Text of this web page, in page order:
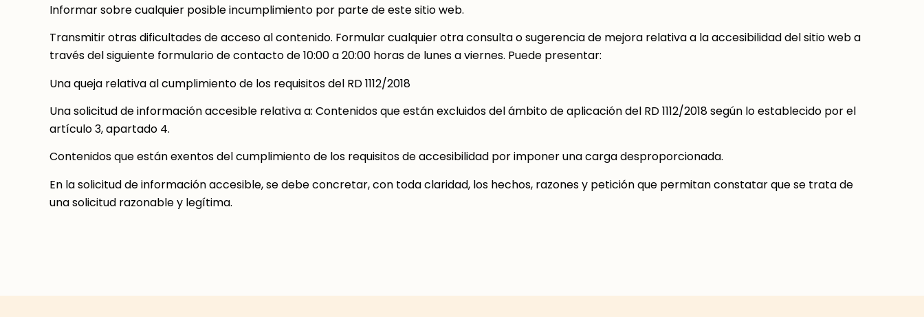
Informar sobre cualquier posible incumplimiento por parte de este sitio web.
Transmitir otras dificultades de acceso al contenido. Formular cualquier otra consulta o sugerencia de mejora relativa a la accesibilidad del sitio web a
través del siguiente formulario de contacto de 10:00 a 20:00 horas de lunes a viernes. Puede presentar:
Una queja relativa al cumplimiento de los requisitos del RD 1112/2018
Una solicitud de información accesible relativa a: Contenidos que están excluidos del ámbito de aplicación del RD 1112/2018 según lo establecido por el
artículo 3, apartado 4.
Contenidos que están exentos del cumplimiento de los requisitos de accesibilidad por imponer una carga desproporcionada.
En la solicitud de información accesible, se debe concretar, con toda claridad, los hechos, razones y petición que permitan constatar que se trata de
una solicitud razonable y legítima.